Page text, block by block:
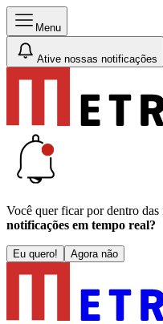
Menu
Ative nossas notificações
Você quer ficar por dentro
notificações em tempo real?
Eu quero! Agora não